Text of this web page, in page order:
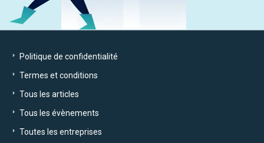
Politique de confidentialité
Termes et conditions
Tous les articles
Tous les évènements
Toutes les entreprises